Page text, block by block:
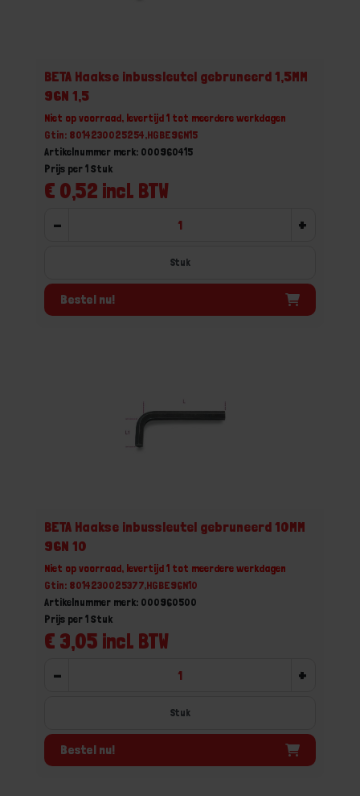
BETA Haakse inbussleutel gebruneerd 1,5MM
96N 1,5
Niet op voorraad, levertijd 1 tot meerdere werkdagen
Gtin: 8014230025254,HGBE96N15
Artikelnummer merk: 000960415
€ 0,52 incl. BTW
Prijs per 1 Stuk
- +
Stuk
Bestel nu!
BETA Haakse inbussleutel gebruneerd 10MM
96N 10
Niet op voorraad, levertijd 1 tot meerdere werkdagen
Gtin: 8014230025377,HGBE96N10
Artikelnummer merk: 000960500
€ 3,05 incl. BTW
Prijs per 1 Stuk
- +
Stuk
Bestel nu!